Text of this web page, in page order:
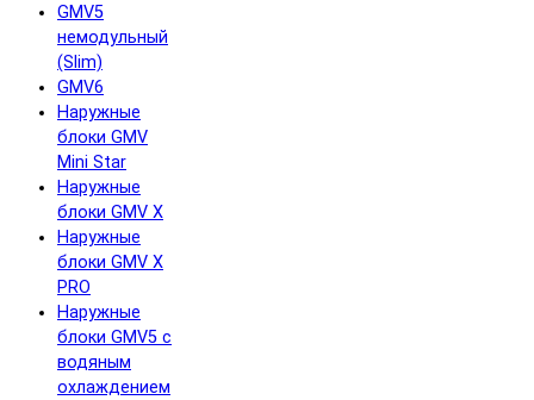
GMV5
немодульный
(Slim)
GMV6
Наружные
блоки GMV
Mini Star
Наружные
блоки GMV X
Наружные
блоки GMV X
PRO
Наружные
блоки GMV5 с
водяным
охлаждением